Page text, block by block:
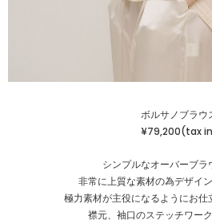
ボルサノブラウ
¥79,200(tax
シンプルなオーバーブラ
非常に上質な素材の為デザイン
極力素材が主役になるようにお仕
襟元、袖口のステッチワーク